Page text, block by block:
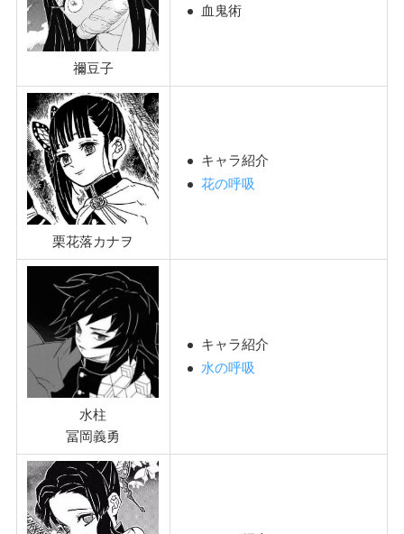
‎禰豆子
血鬼術
栗花落カナヲ
キャラ紹介
花の呼吸
水柱
冨岡義勇
キャラ紹介
水の呼吸